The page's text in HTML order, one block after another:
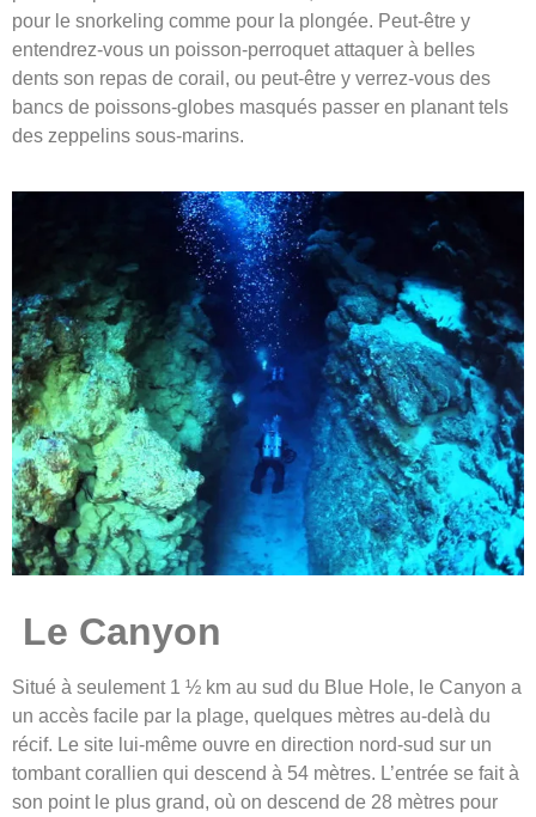
pour le snorkeling comme pour la plongée. Peut-être y
entendrez-vous un poisson-perroquet attaquer à belles
dents son repas de corail, ou peut-être y verrez-vous des
bancs de poissons-globes masqués passer en planant tels
des zeppelins sous-marins.
Le Canyon
Situé à seulement 1 ½ km au sud du Blue Hole, le Canyon a
un accès facile par la plage, quelques mètres au-delà du
récif. Le site lui-même ouvre en direction nord-sud sur un
tombant corallien qui descend à 54 mètres. L’entrée se fait à
son point le plus grand, où on descend de 28 mètres pour